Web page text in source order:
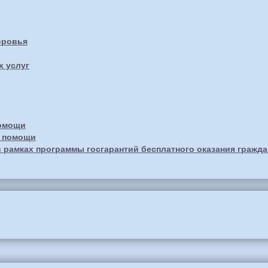
услуг
помощи
программы госгарантий бесплатного оказания